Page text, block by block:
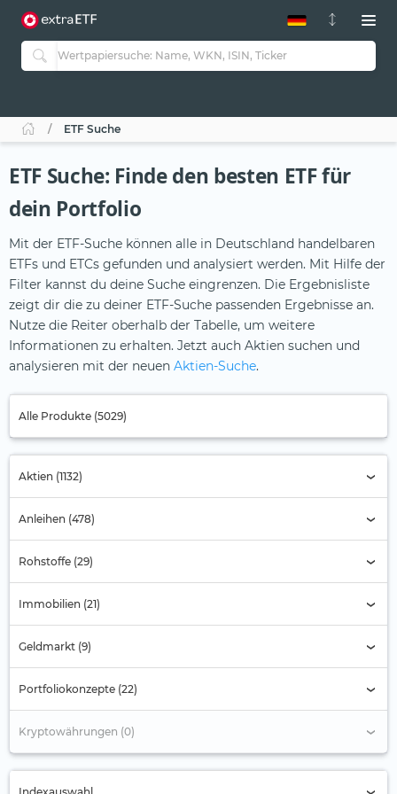
ETF-Guide 2.0
Guide Aktive ETFs
ETF-Sparpläne
ETF Suche
ETF Suche: Finde den besten ETF für
dein Portfolio
Mit der ETF-Suche können alle in Deutschland handelbaren
ETFs und ETCs gefunden und analysiert werden. Mit Hilfe der
Filter kannst du deine Suche eingrenzen. Die Ergebnisliste
zeigt dir die zu deiner ETF-Suche passenden Ergebnisse an.
Nutze die Reiter oberhalb der Tabelle, um weitere
Informationen zu erhalten. Jetzt auch Aktien suchen und
analysieren mit der neuen Aktien-Suche.
Alle Produkte (5029)
Aktien (1132)
Anleihen (478)
Rohstoffe (29)
Immobilien (21)
Geldmarkt (9)
Portfoliokonzepte (22)
Kryptowährungen (0)